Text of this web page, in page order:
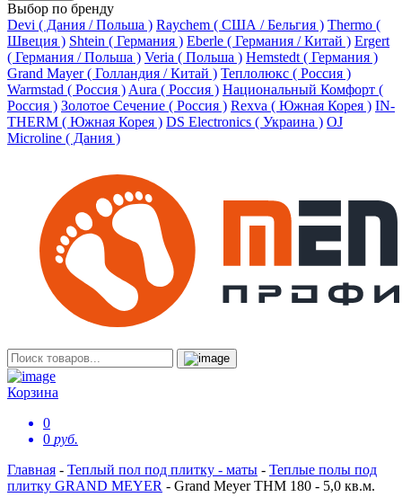
Выбор по бренду
Devi ( Дания / Польша ) Raychem ( США / Бельгия ) Thermo (
Швеция ) Shtein ( Германия ) Eberle ( Германия / Китай ) Ergert
( Германия / Польша ) Veria ( Польша ) Hemstedt ( Германия )
Grand Mayer ( Голландия / Китай ) Теплолюкс ( Россия )
Warmstad ( Россия ) Aura ( Россия ) Национальный Комфорт (
Россия ) Золотое Сечение ( Россия ) Rexva ( Южная Корея ) IN-
THERM ( Южная Корея ) DS Electronics ( Украина ) OJ
Microline ( Дания )
Корзина
0
0 руб.
Главная - Теплый пол под плитку - маты - Теплые полы под
плитку GRAND MEYER - Grand Meyer THM 180 - 5,0 кв.м.